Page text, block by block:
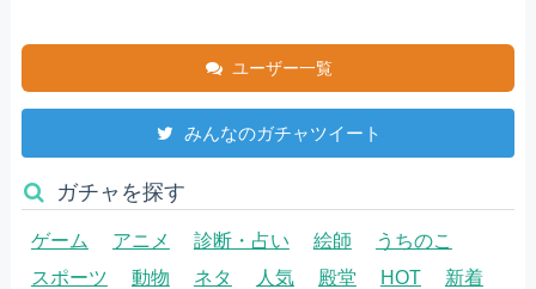
ユーザー一覧
みんなのガチャツイート
ガチャを探す
ゲーム アニメ 診断・占い 絵師
うちのこ
スポーツ
動物 ネタ 人気 殿堂 HOT 新着